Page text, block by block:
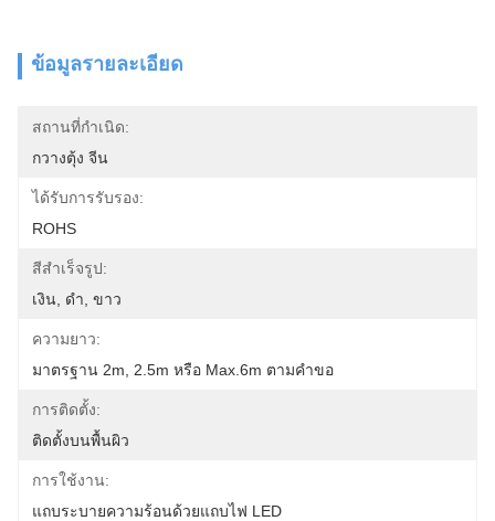
ข้อมูลรายละเอียด
สถานที่กำเนิด:
กวางตุ้ง จีน
ได้รับการรับรอง:
ROHS
สีสำเร็จรูป:
เงิน, ดำ, ขาว
ความยาว:
มาตรฐาน 2m, 2.5m หรือ Max.6m ตามคำขอ
การติดตั้ง:
ติดตั้งบนพื้นผิว
การใช้งาน:
แถบระบายความร้อนด้วยแถบไฟ LED